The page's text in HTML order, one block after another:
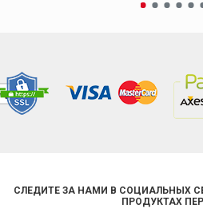
СЛЕДИТЕ ЗА НАМИ В СОЦИАЛЬНЫХ
ПРОДУКТАХ